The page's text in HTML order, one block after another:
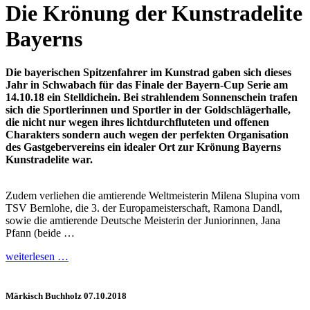
Die Krönung der Kunstradelite
Bayerns
Die bayerischen Spitzenfahrer im Kunstrad gaben sich dieses
Jahr in Schwabach für das Finale der Bayern-Cup Serie am
14.10.18 ein Stelldichein. Bei strahlendem Sonnenschein trafen
sich die Sportlerinnen und Sportler in der Goldschlägerhalle,
die nicht nur wegen ihres lichtdurchfluteten und offenen
Charakters sondern auch wegen der perfekten Organisation
des Gastgebervereins ein idealer Ort zur Krönung Bayerns
Kunstradelite war.
Zudem verliehen die amtierende Weltmeisterin Milena Slupina vom
TSV Bernlohe, die 3. der Europameisterschaft, Ramona Dandl,
sowie die amtierende Deutsche Meisterin der Juniorinnen, Jana
Pfann (beide …
weiterlesen …
Märkisch Buchholz 07.10.2018